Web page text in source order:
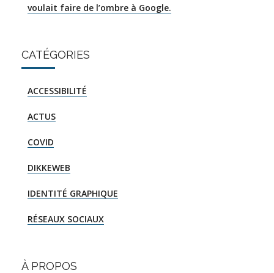
voulait faire de l’ombre à Google.
CATÉGORIES
ACCESSIBILITÉ
ACTUS
COVID
DIKKEWEB
IDENTITÉ GRAPHIQUE
RÉSEAUX SOCIAUX
À PROPOS